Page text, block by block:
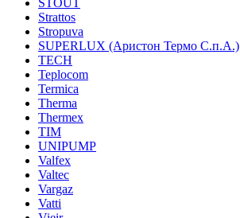
STOUT
Strattos
Stropuva
SUPERLUX (Аристон Термо С.п.А.)
TECH
Teplocom
Termica
Therma
Thermex
TIM
UNIPUMP
Valfex
Valtec
Vargaz
Vatti